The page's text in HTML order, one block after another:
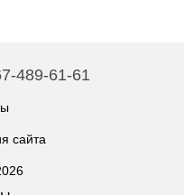
489-61-61
сайта